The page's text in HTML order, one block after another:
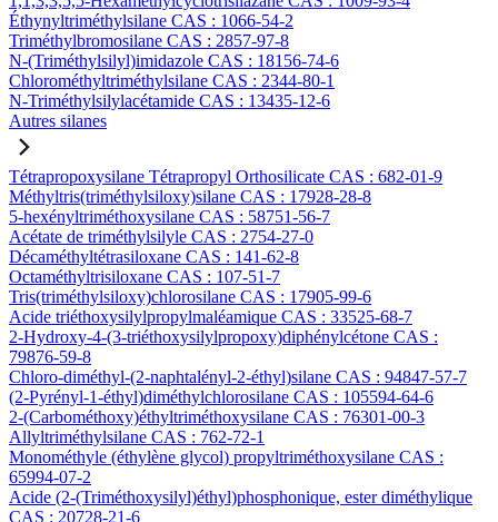
Éthynyltriméthylsilane CAS : 1066-54-2
Triméthylbromosilane CAS : 2857-97-8
N-(Triméthylsilyl)imidazole CAS : 18156-74-6
Chlorométhyltriméthylsilane CAS : 2344-80-1
N-Triméthylsilylacétamide CAS : 13435-12-6
Autres silanes
Tétrapropoxysilane Tétrapropyl Orthosilicate CAS : 682-01-9
Méthyltris(triméthylsiloxy)silane CAS : 17928-28-8
5-hexényltriméthoxysilane CAS : 58751-56-7
Acétate de triméthylsilyle CAS : 2754-27-0
Décaméthyltétrasiloxane CAS : 141-62-8
Octaméthyltrisiloxane CAS : 107-51-7
Tris(triméthylsiloxy)chlorosilane CAS : 17905-99-6
Acide triéthoxysilylpropylmaléamique CAS : 33525-68-7
2-Hydroxy-4-(3-triéthoxysilylpropoxy)diphénylcétone CAS :
79876-59-8
Chloro-diméthyl-(2-naphtalényl-2-éthyl)silane CAS : 94847-57-7
(2-Pyrényl-1-éthyl)diméthylchlorosilane CAS : 105594-64-6
2-(Carbométhoxy)éthyltriméthoxysilane CAS : 76301-00-3
Allyltriméthylsilane CAS : 762-72-1
Monométhyle (éthylène glycol) propyltriméthoxysilane CAS :
65994-07-2
Acide (2-(Triméthoxysilyl)éthyl)phosphonique, ester diméthylique
CAS : 20728-21-6